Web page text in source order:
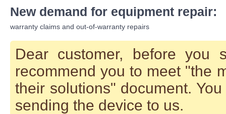
New demand for equipment repair:
warranty claims and out-of-warranty repairs
Dear customer, before you
recommend you to meet "the
their solutions" document.
sending the device to us.